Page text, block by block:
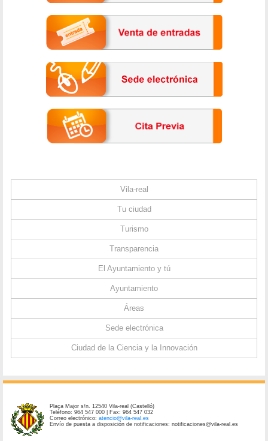
Vila-real
Tu ciudad
Turismo
Transparencia
El Ayuntamiento y tú
Ayuntamiento
Áreas
Sede electrónica
Ciudad de la Ciencia y la Innovación
Plaça Major s/n. 12540 Vila-real (Castelló)
Teléfono: 964 547 000 | Fax: 964 547 032
Correo electrónico:atencio@vila-real.es
Envío de puesta a disposición de notificaciones: notificaciones@vila-real.es